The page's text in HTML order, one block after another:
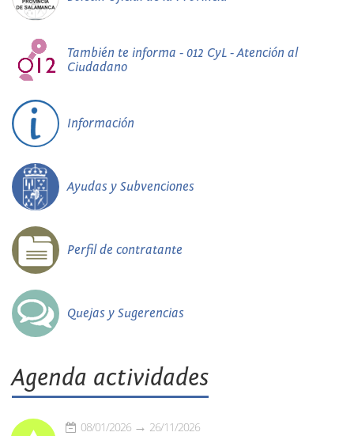
También te informa - 012 CyL - Atención al
Ciudadano
Información
Ayudas y Subvenciones
Perfil de contratante
Quejas y Sugerencias
Agenda actividades
08/01/2026 26/11/2026